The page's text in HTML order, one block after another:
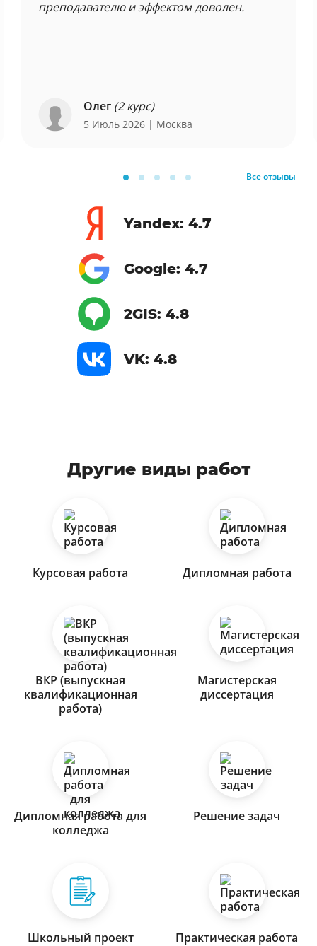
преподавателю и эффектом доволен.
Олег (2 курс)
5 Июль 2026 | Москва
Все отзывы
Yandex: 4.7
Google: 4.7
2GIS: 4.8
VK: 4.8
Другие виды работ
Курсовая работа Дипломная работа
ВКР (выпускная
квалификационная
работа)
Магистерская
диссертация
Дипломная работа для
колледжа
Решение задач
Школьный проект Практическая работа